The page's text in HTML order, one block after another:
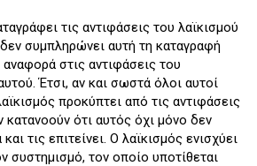
τις αντιφάσεις του λαϊκισμού
συμπληρώνει αυτή τη καταγραφή
στις αντιφάσεις του
Έτσι, αν και σωστά όλοι αυτοί
προκύπτει από τις αντιφάσεις
κατανοούν ότι αυτός όχι μόνο δεν
τις επιτείνει. Ο λαϊκισμός ενισχύει
συστημισμό, τον οποίο υποτίθεται